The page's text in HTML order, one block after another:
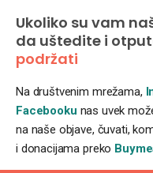
Ukoliko su vam
da uštedite i
podržati
Na društvenim mrežama,
Facebooku nas uvek
na naše objave, čuvati,
i donacijama preko